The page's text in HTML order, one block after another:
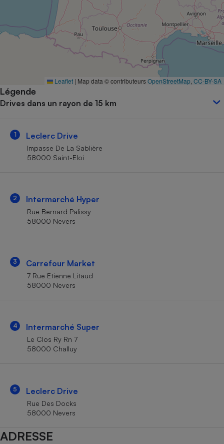
Leaflet | Map data © contributeursOpenStreetMap CC-BY-SA
Légende
Drives dans un rayon de 15 km
1 Leclerc Drive
Impasse De La Sablière
58000 Saint-Eloi
2 Intermarché Hyper
Rue Bernard Palissy
58000 Nevers
3 Carrefour Market
7 Rue Etienne Litaud
58000 Nevers
4 Intermarché Super
Le Clos Ry Rn 7
58000 Challuy
5 Leclerc Drive
Rue Des Docks
58000 Nevers
ADRESSE
Complément
alimentaire
Assurance emprunteur
Petit électroménager -
Mutuelle